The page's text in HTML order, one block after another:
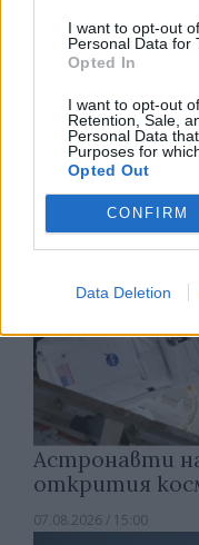
I want to opt-out
Personal Data for
Opted In
I want to opt-out
Retention, Sale,
Personal Data
Purposes for
Opted Out
CONFIRM
Data Deletion
Изкуствен
създаде нови
07.08.2026 / 15:30
Астронавти на
открития
07.08.2026 / 15:00